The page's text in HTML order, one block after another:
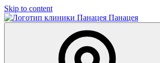
Skip to content
Панацея